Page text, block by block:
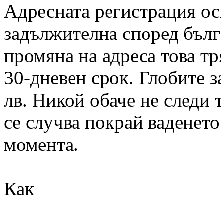
Адресната регистрация
задължителна според
промяна на адреса това
30-дневен срок. Глобите
лв. Никой обаче не следи
се случва покрай
момента.
Как